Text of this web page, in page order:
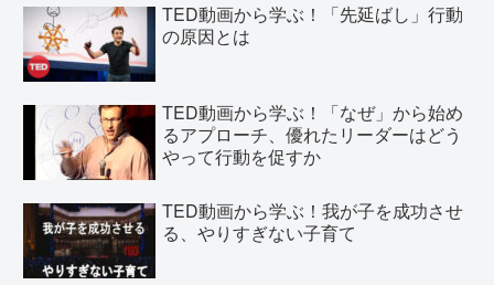
TED動画から学ぶ！「先延ばし」行動
の原因とは
TED動画から学ぶ！「なぜ」から始め
るアプローチ、優れたリーダーはどう
やって行動を促すか
TED動画から学ぶ！我が子を成功させ
る、やりすぎない子育て